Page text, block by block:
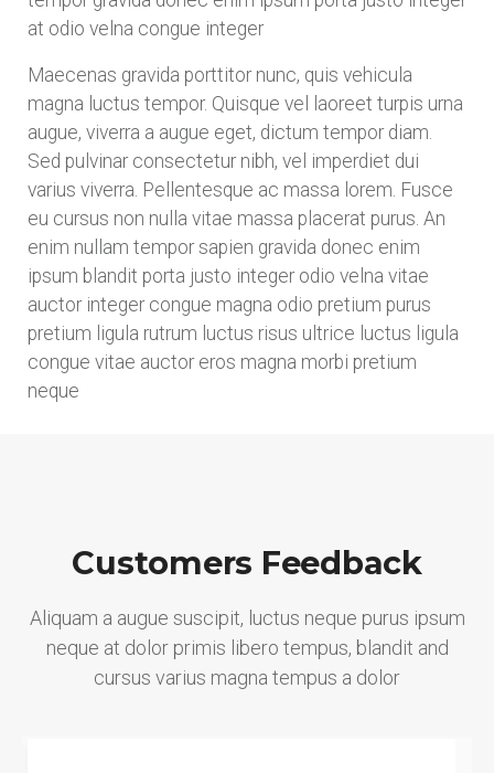
at odio velna congue integer
Maecenas gravida porttitor nunc, quis vehicula
magna luctus tempor. Quisque vel laoreet turpis urna
augue, viverra a augue eget, dictum tempor diam.
Sed pulvinar consectetur nibh, vel imperdiet dui
varius viverra. Pellentesque ac massa lorem. Fusce
eu cursus non nulla vitae massa placerat purus. An
enim nullam tempor sapien gravida donec enim
ipsum blandit porta justo integer odio velna vitae
auctor integer congue magna odio pretium purus
pretium ligula rutrum luctus risus ultrice luctus ligula
congue vitae auctor eros magna morbi pretium
neque
Customers Feedback
Aliquam a augue suscipit, luctus neque purus ipsum
neque at dolor primis libero tempus, blandit and
cursus varius magna tempus a dolor